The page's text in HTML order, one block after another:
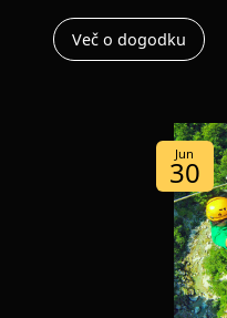
Več o dogodku
Jun
30